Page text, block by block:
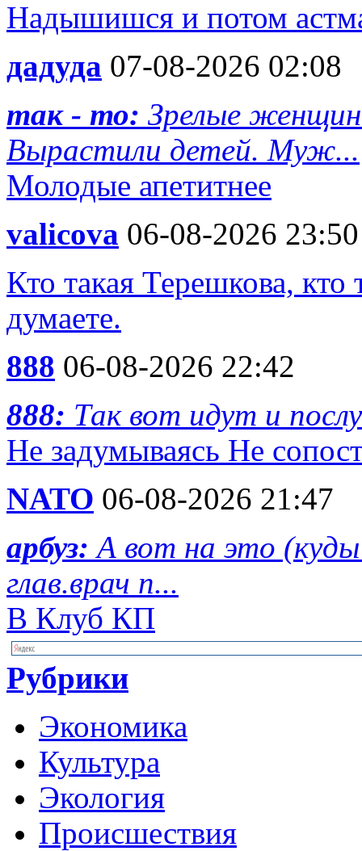
Надышишся и потом
дадуда 07-08-2026 02:08
так - то: Зрелые
Вырастили детей. Муж...
Молодые апетитнее
valicova 06-08-2026 23:50
Кто такая Терешкова,
думаете.
888 06-08-2026 22:42
888: Так вот идут и
Не задумываясь Не
NATO 06-08-2026 21:47
арбуз:А вот на это
глав.врач п...
В Клуб КП
Рубрики
Экономика
Культура
Экология
Происшествия